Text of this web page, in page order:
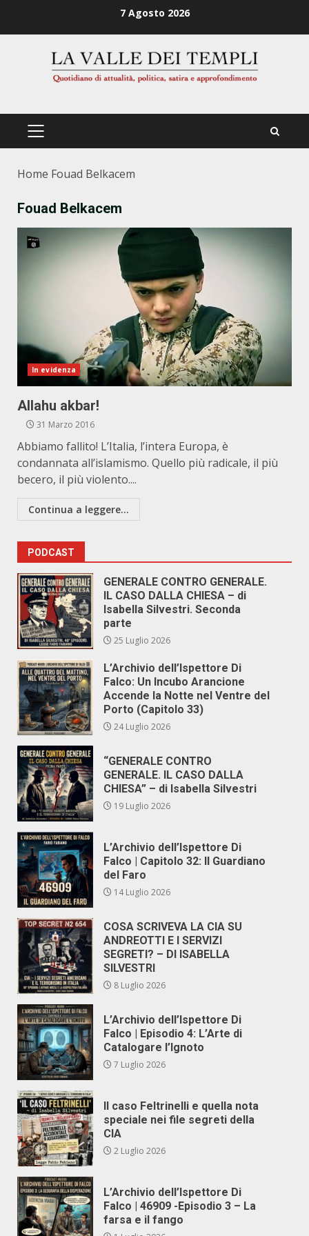
7 Agosto 2026
PRIMÄRES
Home Fouad Belkacem
Fouad Belkacem
In evidenza
Allahu akbar!
31 Marzo 2016
Abbiamo fallito! L’Italia, l’intera Europa, è
condannata all’islamismo. Quello più radicale, il più
becero, il più violento....
Continua a leggere...
PODCAST
GENERALE CONTRO GENERALE.
IL CASO DALLA CHIESA – di
Isabella Silvestri. Seconda
parte
25 Luglio 2026
L’Archivio dell’Ispettore Di
Falco: Un Incubo Arancione
Accende la Notte nel Ventre del
Porto (Capitolo 33)
24 Luglio 2026
“GENERALE CONTRO
GENERALE. IL CASO DALLA
CHIESA” – di Isabella Silvestri
19 Luglio 2026
L’Archivio dell’Ispettore Di
Falco | Capitolo 32: Il Guardiano
del Faro
14 Luglio 2026
COSA SCRIVEVA LA CIA SU
ANDREOTTI E I SERVIZI
SEGRETI? – DI ISABELLA
SILVESTRI
8 Luglio 2026
L’Archivio dell’Ispettore Di
Falco | Episodio 4: L’Arte di
Catalogare l’Ignoto
7 Luglio 2026
Il caso Feltrinelli e quella nota
speciale nei file segreti della
CIA
2 Luglio 2026
L’Archivio dell’Ispettore Di
Falco | 46909 -Episodio 3 – La
farsa e il fango